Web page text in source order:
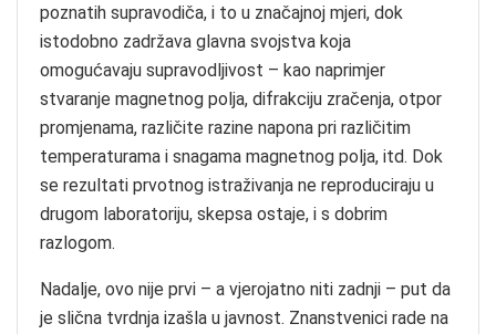
poznatih supravodiča, i to u značajnoj mjeri, dok
istodobno zadržava glavna svojstva koja
omogućavaju supravodljivost – kao naprimjer
stvaranje magnetnog polja, difrakciju zračenja, otpor
promjenama, različite razine napona pri različitim
temperaturama i snagama magnetnog polja, itd. Dok
se rezultati prvotnog istraživanja ne reproduciraju u
drugom laboratoriju, skepsa ostaje, i s dobrim
razlogom.
Nadalje, ovo nije prvi – a vjerojatno niti zadnji – put da
je slična tvrdnja izašla u javnost. Znanstvenici rade na